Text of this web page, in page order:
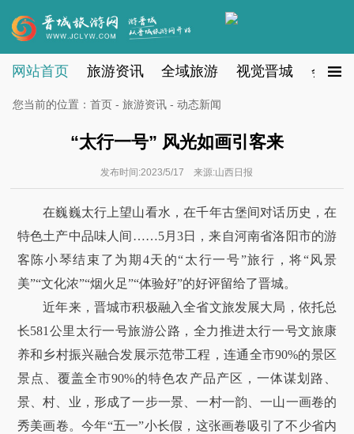
网站首页 旅游资讯 全域旅游 视觉晋城 会员
您当前的位置： 首页 - 旅游资讯 - 动态新闻
“太行一号” 风光如画引客来
发布时间:2023/5/17 来源:山西日报
在巍巍太行上望山看水，在千年古堡间对话历史，在
特色土产中品味人间……5月3日，来自河南省洛阳市的游
客陈小琴结束了为期4天的“太行一号”旅行，将“风景
美”“文化浓”“烟火足”“体验好”的好评留给了晋城。
近年来，晋城市积极融入全省文旅发展大局，依托总
长581公里太行一号旅游公路，全力推进太行一号文旅康
养和乡村振兴融合发展示范带工程，连通全市90%的景区
景点、覆盖全市90%的特色农产品产区，一体谋划路、
景、村、业，形成了一步一景、一村一韵、一山一画卷的
秀美画卷。今年“五一”小长假，这张画卷吸引了不少省内